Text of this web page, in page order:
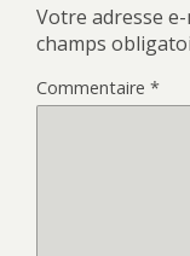
Votre adresse
champs
Commentaire *